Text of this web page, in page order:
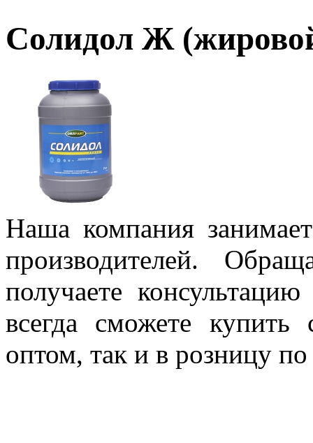
Солидол Ж
Наша компания
производителей.
получаете
всегда сможете
оптом, так и в розницу